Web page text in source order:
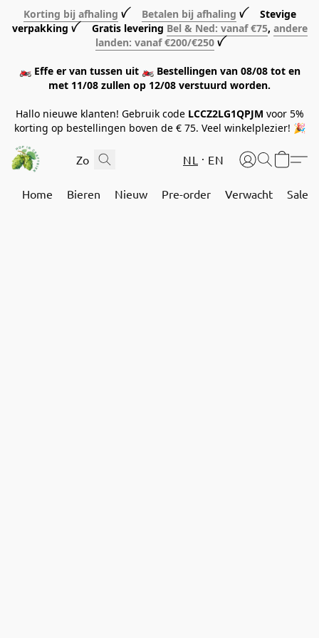
Korting bij afhaling ꪜ Betalen bij afhaling ꪜ Stevige
verpakking ꪜ Gratis levering Bel & Ned: vanaf €75, andere
landen: vanaf €200/€250 ꪜ
🏍️ Effe er van tussen uit 🏍️ Bestellingen van 08/08 tot en
met 11/08 zullen op 12/08 verstuurd worden.
Hallo nieuwe klanten! Gebruik code LCCZ2LG1QPJM voor 5%
korting op bestellingen boven de € 75. Veel winkelplezier! 🎉
NL EN
Home Bieren Nieuw Pre-order Verwacht Sale